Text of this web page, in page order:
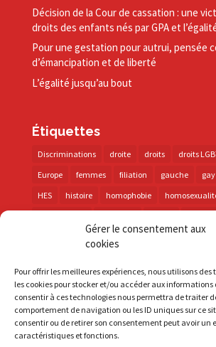
Gérer le consentement aux
cookies
Pour offrir les meilleures expériences, nous utilisons
les cookies pour stocker et/ou accéder aux informations
consentir à ces technologies nous permettra de traiter
comportement de navigation ou les ID uniques sur ce
consentir ou de retirer son consentement peut avoir un
caractéristiques et fonctions.
Décision de la Cour de cassation : une
droits des enfants nés par GPA et
Pour une gestation pour autrui, pensée
d’émancipation et de liberté
L’égalité jusqu’au bout
Étiquettes
Discriminations droite droits droits
Europe
femmes filiation gauche gay
HES
histoire homophobie
personnes trans
PMA police propositions
santé
sida trans transphobie UE
vih
violences visibilité élections